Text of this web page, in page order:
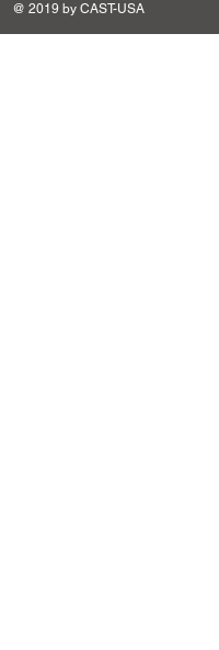
@ 2019 by CAST-USA